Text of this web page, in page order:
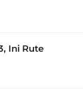
Ini Rute